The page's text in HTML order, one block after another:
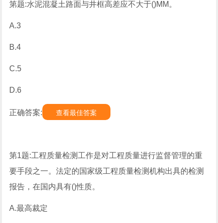
第题:水泥混凝土路面与井框高差应不大于()MM。
A.3
B.4
C.5
D.6
正确答案: 查看最佳答案
第1题:工程质量检测工作是对工程质量进行监督管理的重
要手段之一。法定的国家级工程质量检测机构出具的检测
报告，在国内具有()性质。
A.最高裁定